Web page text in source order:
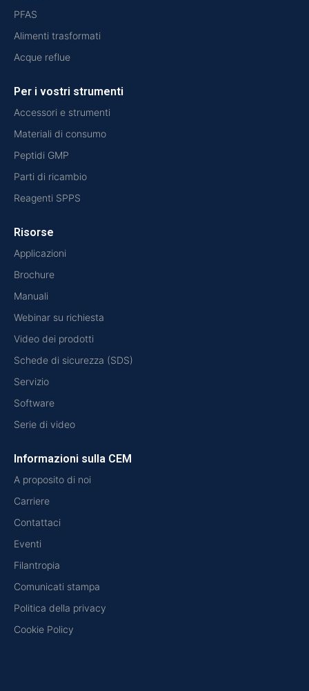
PFAS
Alimenti trasformati
Acque reflue
Per i vostri strumenti
Accessori e strumenti
Materiali di consumo
Peptidi GMP
Parti di ricambio
Reagenti SPPS
Risorse
Applicazioni
Brochure
Manuali
Webinar su richiesta
Video dei prodotti
Schede di sicurezza (SDS)
Servizio
Software
Serie di video
Informazioni sulla CEM
A proposito di noi
Carriere
Contattaci
Eventi
Filantropia
Comunicati stampa
Politica della privacy
Cookie Policy